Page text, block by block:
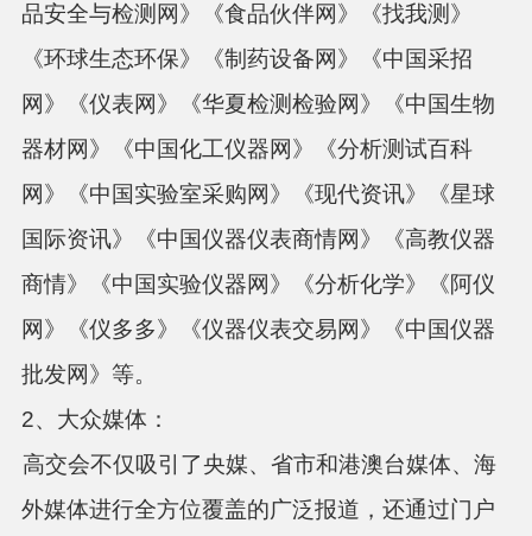
品安全与检测网》《食品伙伴网》《找我测》
《环球生态环保》《制药设备网》《中国采招
网》《仪表网》《华夏检测检验网》《中国生物
器材网》《中国化工仪器网》《分析测试百科
网》《中国实验室采购网》《现代资讯》《星球
国际资讯》《中国仪器仪表商情网》《高教仪器
商情》《中国实验仪器网》《分析化学》《阿仪
网》《仪多多》《仪器仪表交易网》《中国仪器
批发网》等。
2、大众媒体：
高交会不仅吸引了央媒、省市和港澳台媒体、海
外媒体进行全方位覆盖的广泛报道，还通过门户